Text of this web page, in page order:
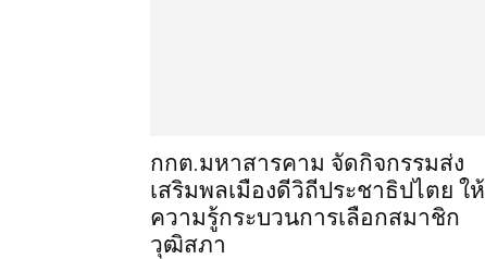
กกต.มหาสารคาม จัดกิจกรรมส่ง
เสริมพลเมืองดีวิถีประชาธิปไตย ให้
ความรู้กระบวนการเลือกสมาชิก
วุฒิสภา